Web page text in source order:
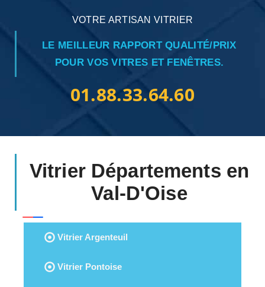
VOTRE ARTISAN VITRIER
LE MEILLEUR RAPPORT QUALITÉ/PRIX
POUR VOS VITRES ET FENÊTRES.
01.88.33.64.60
Vitrier Départements en
Val-D'Oise
Vitrier Argenteuil
Vitrier Pontoise